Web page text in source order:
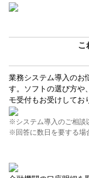
こ
業務システム導入のお
す。ソフトの選び方や
モ受付もお受けしてお
※システム導入のご相談
※回答に数日を要する場